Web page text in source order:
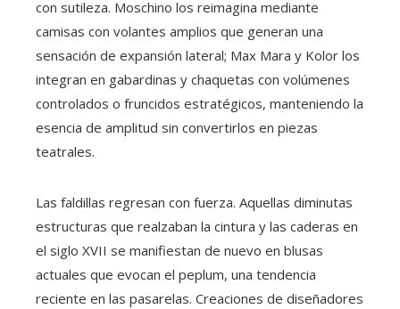
con sutileza. Moschino los reimagina mediante
camisas con volantes amplios que generan una
sensación de expansión lateral; Max Mara y Kolor los
integran en gabardinas y chaquetas con volúmenes
controlados o fruncidos estratégicos, manteniendo la
esencia de amplitud sin convertirlos en piezas
teatrales.
Las faldillas regresan con fuerza. Aquellas diminutas
estructuras que realzaban la cintura y las caderas en
el siglo XVII se manifiestan de nuevo en blusas
actuales que evocan el peplum, una tendencia
reciente en las pasarelas. Creaciones de diseñadores